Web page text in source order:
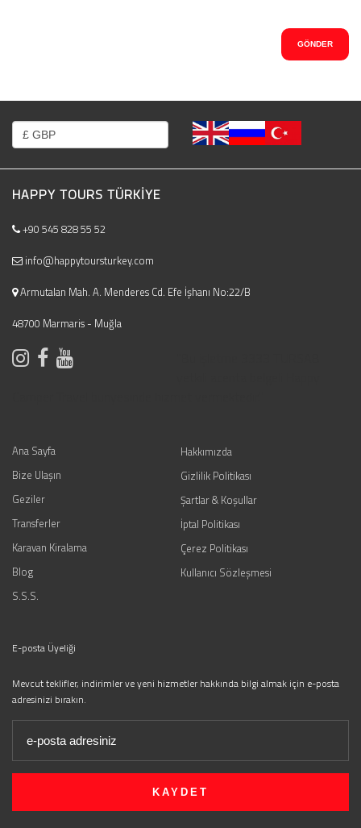
HAPPY TOURS TÜRKIYE
+90 545 828 55 52
info@happytoursturkey.com
Armutalan Mah. A. Menderes Cd. Efe İşhanı No:22/B
48700 Marmaris - Muğla
Ana Sayfa
Bize Ulaşın
Geziler
Transferler
Karavan Kiralama
Blog
S.S.S.
Hakkımızda
Gizlilik Politikası
Şartlar & Koşullar
İptal Politikası
Çerez Politikası
Kullanıcı Sözleşmesi
E-posta Üyeliği
Mevcut teklifler, indirimler ve yeni hizmetler hakkında bilgi almak için e-posta
adresinizi bırakın.